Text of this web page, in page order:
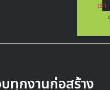
เรา
ทุกงานก่อสร้าง